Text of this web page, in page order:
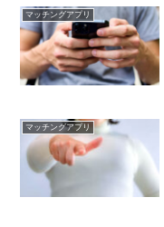
マッチングアプリ
マッチングアプリ